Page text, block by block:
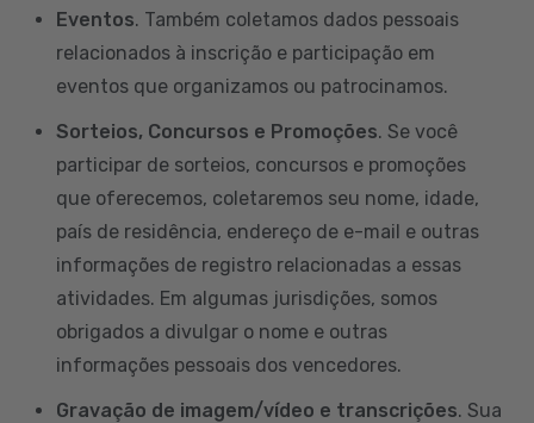
Eventos. Também coletamos dados pessoais
relacionados à inscrição e participação em
eventos que organizamos ou patrocinamos.
Sorteios, Concursos e Promoções. Se você
participar de sorteios, concursos e promoções
que oferecemos, coletaremos seu nome, idade,
país de residência, endereço de e-mail e outras
informações de registro relacionadas a essas
atividades. Em algumas jurisdições, somos
obrigados a divulgar o nome e outras
informações pessoais dos vencedores.
Gravação de imagem/vídeo e transcrições. Sua